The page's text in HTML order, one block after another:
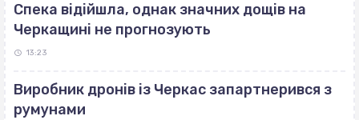
Спека відійшла, однак значних дощів на
Черкащині не прогнозують
13:23
Виробник дронів із Черкас запартнерився з
румунами